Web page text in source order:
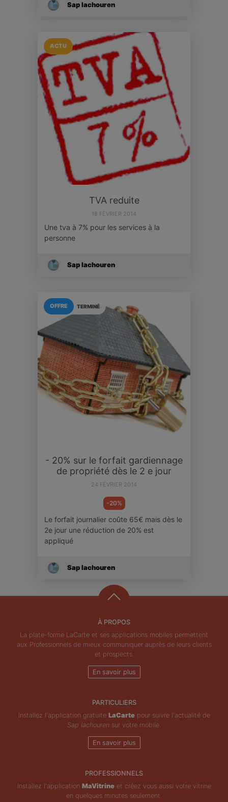
Sap Iachouren
ACTU
TVA reduite
18 FÉVRIER 2014
Une tva à 7% pour les services à la
personne
Sap Iachouren
TERMINÉ
OFFRE
- 20% sur le forfait gardiennage
de propriété dès le 2 e jour
24 FÉVRIER 2014
-20%
Le forfait journalier coûte 65€ mais dès le
2e jour une réduction de 20% est
appliqué
Sap Iachouren
À PROPOS
La plate-forme LaCarte et ses applications mobiles permettent
aux Professionnels de mieux communiquer auprès de leurs clients
et prospects.
En savoir plus
PARTICULIERS
Installez l'application gratuite LaCartepour suivre l'actualité de
Sap Iachouren sur votre mobile.
En savoir plus
PROFESSIONNELS
Installez l'application MaVitrineet créez vous aussi votre vitrine
en quelques minutes seulement.